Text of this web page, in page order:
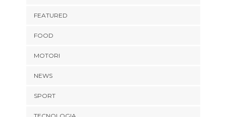
FEATURED
FOOD
MOTORI
NEWS
SPORT